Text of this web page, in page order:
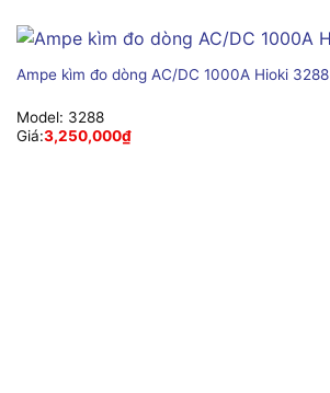
Ampe kìm đo dòng AC/DC 1000A Hioki 3288
Model: 3288
Giá:3,250,000₫